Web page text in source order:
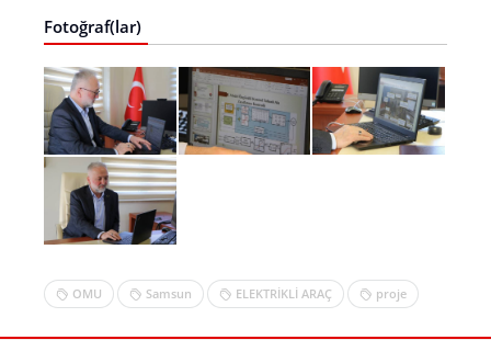
Fotoğraf(lar)
OMU Samsun ELEKTRİKLİ ARAÇ proje